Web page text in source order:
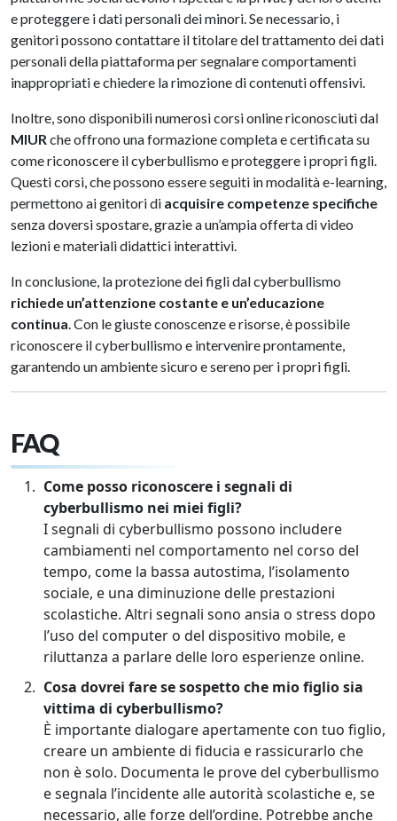
e proteggere i dati personali dei minori. Se necessario, i
genitori possono contattare il titolare del trattamento dei dati
personali della piattaforma per segnalare comportamenti
inappropriati e chiedere la rimozione di contenuti offensivi.
Inoltre, sono disponibili numerosi corsi online riconosciuti dal
MIUR che offrono una formazione completa e certificata su
come riconoscere il cyberbullismo e proteggere i propri figli.
Questi corsi, che possono essere seguiti in modalità e-learning,
permettono ai genitori di acquisire competenze specifiche
senza doversi spostare, grazie a un’ampia offerta di video
lezioni e materiali didattici interattivi.
In conclusione, la protezione dei figli dal cyberbullismo
richiede un’attenzione costante e un’educazione
continua . Con le giuste conoscenze e risorse, è possibile
riconoscere il cyberbullismo e intervenire prontamente,
garantendo un ambiente sicuro e sereno per i propri figli.
FAQ
Come posso riconoscere i segnali di
cyberbullismo nei miei figli?
I segnali di cyberbullismo possono includere
cambiamenti nel comportamento nel corso del
tempo, come la bassa autostima, l’isolamento
sociale, e una diminuzione delle prestazioni
scolastiche. Altri segnali sono ansia o stress dopo
l’uso del computer o del dispositivo mobile, e
riluttanza a parlare delle loro esperienze online.
Cosa dovrei fare se sospetto che mio figlio sia
vittima di cyberbullismo?
È importante dialogare apertamente con tuo figlio,
creare un ambiente di fiducia e rassicurarlo che
non è solo. Documenta le prove del cyberbullismo
e segnala l’incidente alle autorità scolastiche e, se
necessario, alle forze dell’ordine. Potrebbe anche